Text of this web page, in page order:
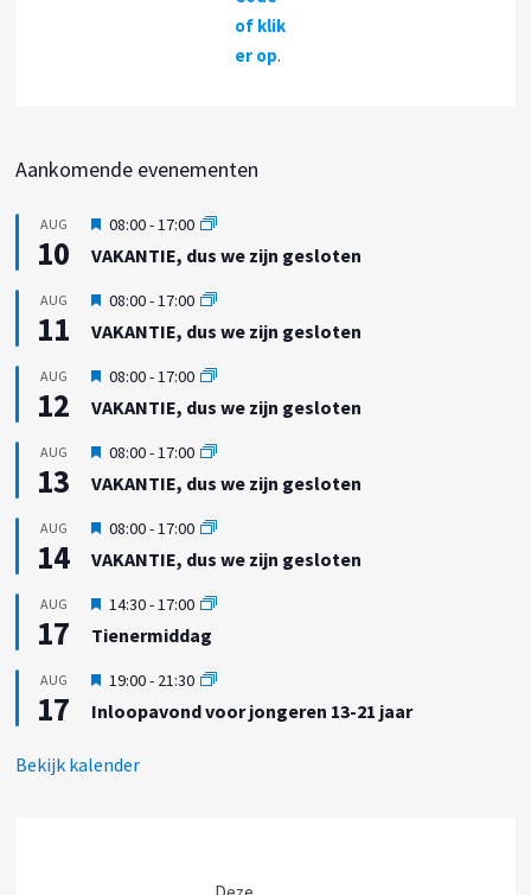
of klik
er op.
Aankomende evenementen
AUG
10
U
i
t
g
e
l
c
h
08:00-17:00
VAKANTIE, dus we zijn gesloten
AUG
11
U
i
t
g
e
l
c
h
08:00-17:00
VAKANTIE, dus we zijn gesloten
AUG
12
U
i
t
g
e
l
c
h
08:00-17:00
VAKANTIE, dus we zijn gesloten
AUG
13
U
i
t
g
e
l
c
h
08:00-17:00
VAKANTIE, dus we zijn gesloten
AUG
14
U
i
t
g
e
l
c
h
08:00-17:00
VAKANTIE, dus we zijn gesloten
AUG
17
U
t
g
e
l
c
14:30-17:00
Tienermiddag
AUG
17
U
i
t
e
19:00- 21:30
Inloopavond voor jongeren 13-21 jaar
Bekijk kalender